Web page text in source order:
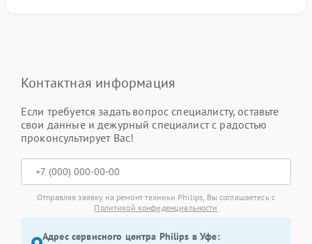
Контактная информация
Если требуется задать вопрос специалисту, оставьте
свои данные и дежурный специалист с радостью
проконсультирует Вас!
Отправляя заявку на ремонт техники Philips, Вы соглашаетесь с
Политикой конфиденциальности
Адрес сервисного центра Philips в Уфе: